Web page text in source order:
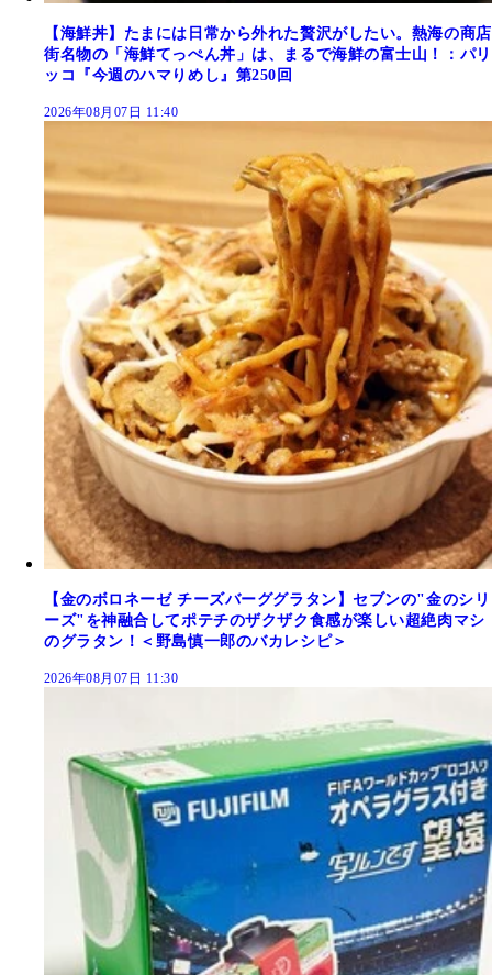
【海鮮丼】たまには日常から外れた贅沢がしたい。熱海の商店
街名物の「海鮮てっぺん丼」は、まるで海鮮の富士山！：パリ
ッコ『今週のハマりめし』第250回
2026年08月07日 11:40
【金のボロネーゼ チーズバーググラタン】セブンの"金のシリ
ーズ"を神融合してポテチのザクザク食感が楽しい超絶肉マシ
のグラタン！＜野島慎一郎のバカレシピ＞
2026年08月07日 11:30